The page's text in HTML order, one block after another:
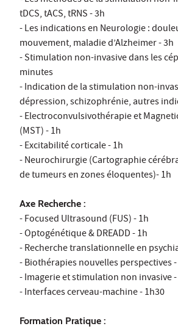
tDCS, tACS, tRNS - 3h
- Les indications en Neurologie :
mouvement, maladie d’Alzheimer - 3h
- Stimulation non-invasive dans les
minutes
- Indication de la stimulation non-
dépression, schizophrénie, autres
- Electroconvulsivothérapie et
(MST) - 1h
- Excitabilité corticale - 1h
- Neurochirurgie (Cartographie
de tumeurs en zones éloquentes)- 1h
Axe Recherche :
- Focused Ultrasound (FUS) - 1h
- Optogénétique & DREADD - 1h
- Recherche translationnelle en
- Biothérapies nouvelles perspectives
- Imagerie et stimulation non invasive
- Interfaces cerveau-machine - 1h30
Formation Pratique :